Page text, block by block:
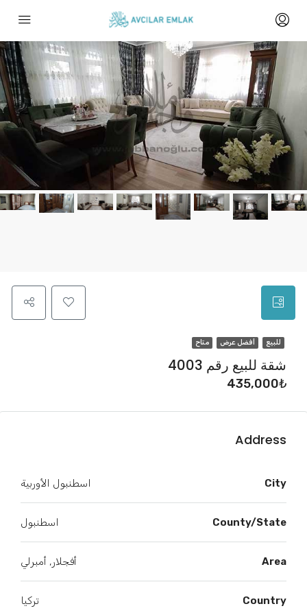
للبيع أفضل عرض متاح
شقة للبيع رقم 4003
435,000₺
Address
City اسطنبول الأوربية
County/State اسطنبول
Area أفجلار, أمبرلي
Country تركيا